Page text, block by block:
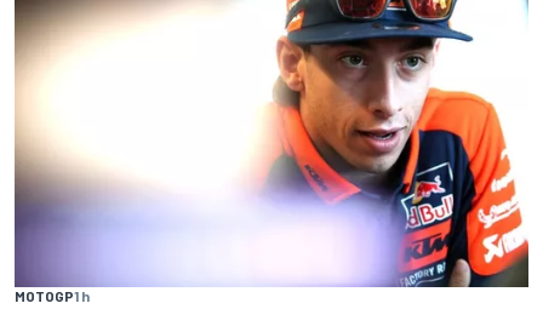
MOTOGP1 h